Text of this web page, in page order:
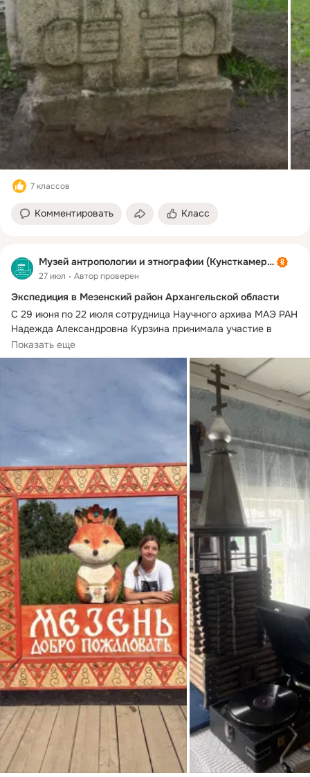
7 классов
Комментировать Класс
Музей антропологии и этнографии (Кунсткамера)
27 июл Автор проверен
Экспедиция в Мезенский район Архангельской области
С 29 июня по 22 июля сотрудница Научного архива МАЭ РАН
Надежда Александровна Курзина принимала участие в
фольклорно-антропологической экспедиции у русского
населения. Полевая работа проходила в Мезенском районе
Архангельской области, селе Долгощелье и городе Мезень.
В ходе экспедиции удалось посетить местные музеи,
познакомиться с особенностями севернорусского быта и
присутствовать на празднике «День рыбака» в селе
Долгощелье. Были проведены интервью с местными
жителями, а также зафиксированы особенности
современной праздничной культуры Русского Севера.
Полевые материалы, собранные Н.А. Курзиной, будут
использованы в работе по проекту «Рус
Показать еще